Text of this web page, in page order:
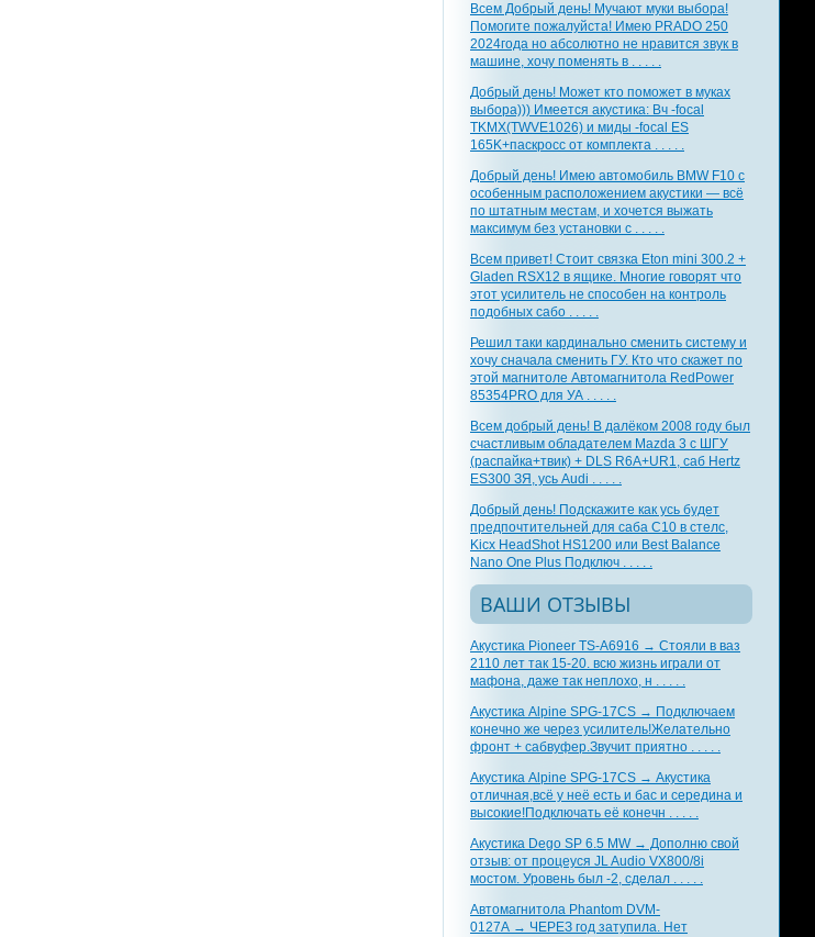
Всем Добрый день! Мучают муки выбора!
Помогите пожалуйста! Имею PRADO 250
2024года но абсолютно не нравится звук в
машине, хочу поменять в . . . . .
Добрый день! Может кто поможет в муках
выбора))) Имеется акустика: Вч -focal
TKMX(TWVE1026) и миды -focal ES
165K+паскросс от комплекта . . . . .
Добрый день! Имею автомобиль BMW F10 с
особенным расположением акустики — всё
по штатным местам, и хочется выжать
максимум без установки с . . . . .
Всем привет! Стоит связка Eton mini 300.2 +
Gladen RSX12 в ящике. Многие говорят что
этот усилитель не способен на контроль
подобных сабо . . . . .
Решил таки кардинально сменить систему и
хочу сначала сменить ГУ. Кто что скажет по
этой магнитоле Автомагнитола RedPower
85354PRO для УА . . . . .
Всем добрый день! В далёком 2008 году был
счастливым обладателем Mazda 3 с ШГУ
(распайка+твик) + DLS R6A+UR1, саб Hertz
ES300 ЗЯ, усь Audi . . . . .
Добрый день! Подскажите как усь будет
предпочтительней для саба С10 в стелс,
Kicx HeadShot HS1200 или Best Balance
Nano One Plus Подключ . . . . .
ВАШИ ОТЗЫВЫ
Акустика Pioneer TS-A6916 → Стояли в ваз
2110 лет так 15-20. всю жизнь играли от
мафона, даже так неплохо, н . . . . .
Акустика Alpine SPG-17CS → Подключаем
конечно же через усилитель!Желательно
фронт + сабвуфер.Звучит приятно . . . . .
Акустика Alpine SPG-17CS → Акустика
отличная,всё у неё есть и бас и середина и
высокие!Подключать её конечн . . . . .
Акустика Dego SP 6.5 MW → Дополню свой
отзыв: от процеуся JL Audio VX800/8i
мостом. Уровень был -2, сделал . . . . .
Автомагнитола Phantom DVM-
0127A → ЧЕРЕЗ год затупила. Нет